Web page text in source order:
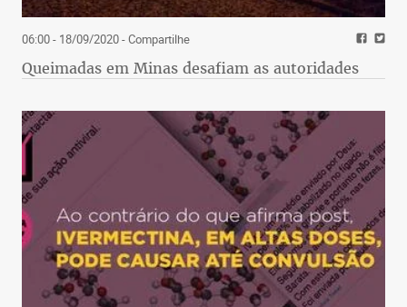
06:00 - 18/09/2020- Compartilhe
Queimadas em Minas desafiam as autoridades